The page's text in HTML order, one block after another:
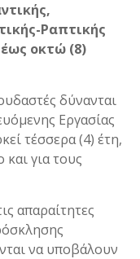
Ραπτικής
έως οκτώ (8)
δύνανται
Εργασίας
τέσσερα (4) έτη,
για τους
απαραίτητες
να υποβάλουν